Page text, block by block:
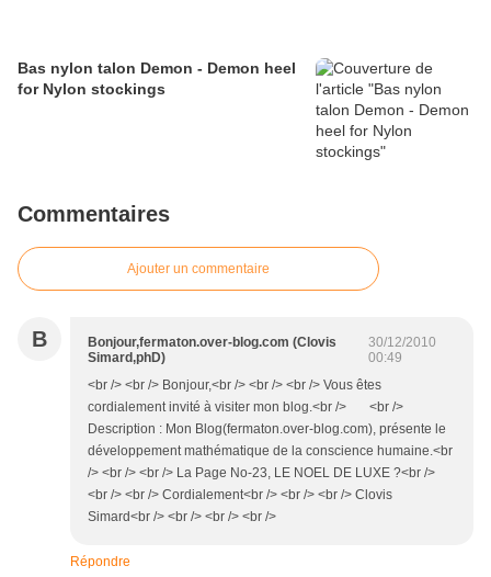
Bas nylon talon Demon - Demon heel
for Nylon stockings
Commentaires
Ajouter un commentaire
B
Bonjour,fermaton.over-blog.com (Clovis
Simard,phD)
30/12/2010
00:49
<br /> <br /> Bonjour,<br /> <br /> <br /> Vous êtes
cordialement invité à visiter mon blog.<br /> <br />
Description : Mon Blog(fermaton.over-blog.com), présente le
développement mathématique de la conscience humaine.<br
/> <br /> <br /> La Page No-23, LE NOEL DE LUXE ?<br />
<br /> <br /> Cordialement<br /> <br /> <br /> Clovis
Simard<br /> <br /> <br /> <br />
Répondre